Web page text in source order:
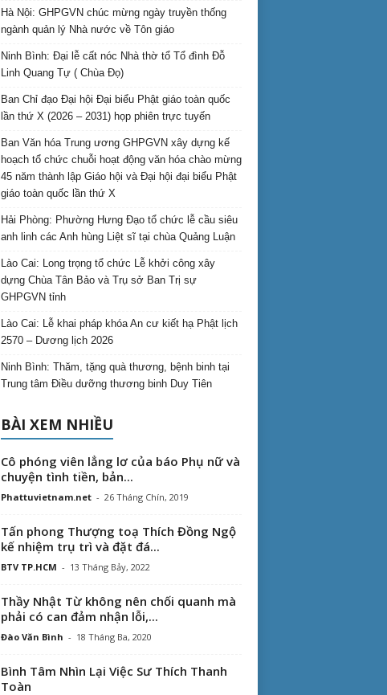
Hà Nội: GHPGVN chúc mừng ngày truyền thống
ngành quản lý Nhà nước về Tôn giáo
Ninh Bình: Đại lễ cất nóc Nhà thờ tổ Tổ đình Đỗ
Linh Quang Tự ( Chùa Đọ)
Ban Chỉ đạo Đại hội Đại biểu Phật giáo toàn quốc
lần thứ X (2026 – 2031) họp phiên trực tuyến
Ban Văn hóa Trung ương GHPGVN xây dựng kế
hoạch tổ chức chuỗi hoạt động văn hóa chào mừng
45 năm thành lập Giáo hội và Đại hội đại biểu Phật
giáo toàn quốc lần thứ X
Hải Phòng: Phường Hưng Đạo tổ chức lễ cầu siêu
anh linh các Anh hùng Liệt sĩ tại chùa Quảng Luận
Lào Cai: Long trọng tổ chức Lễ khởi công xây
dựng Chùa Tân Bảo và Trụ sở Ban Trị sự
GHPGVN tỉnh
Lào Cai: Lễ khai pháp khóa An cư kiết hạ Phật lịch
2570 – Dương lịch 2026
Ninh Bình: Thăm, tặng quà thương, bệnh binh tại
Trung tâm Điều dưỡng thương binh Duy Tiên
BÀI XEM NHIỀU
Cô phóng viên lẳng lơ của báo Phụ nữ và
chuyện tình tiền, bản...
Phattuvietnam.net - 26 Tháng Chín, 2019
Tấn phong Thượng toạ Thích Đồng Ngộ
kế nhiệm trụ trì và đặt đá...
BTV TP.HCM - 13 Tháng Bảy, 2022
Thầy Nhật Từ không nên chối quanh mà
phải có can đảm nhận lỗi,...
Đào Văn Bình - 18 Tháng Ba, 2020
Bình Tâm Nhìn Lại Việc Sư Thích Thanh
Toàn